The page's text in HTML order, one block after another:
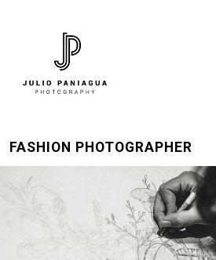
FASHION PHOTOGRAPHER